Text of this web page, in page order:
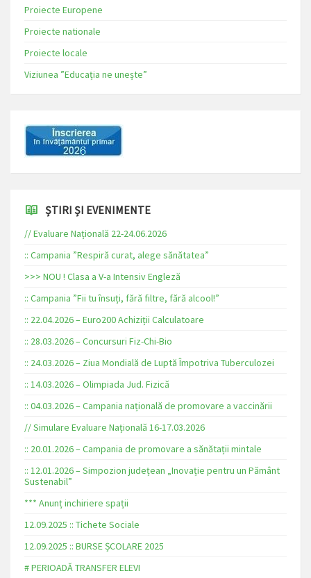
Proiecte Europene
Proiecte nationale
Proiecte locale
Viziunea ”Educația ne unește”
ȘTIRI ȘI EVENIMENTE
// Evaluare Națională 22-24.06.2026
:: Campania ”Respiră curat, alege sănătatea”
>>> NOU ! Clasa a V-a Intensiv Engleză
:: Campania ”Fii tu însuți, fără filtre, fără alcool!”
:: 22.04.2026 – Euro200 Achiziții Calculatoare
:: 28.03.2026 – Concursuri Fiz-Chi-Bio
:: 24.03.2026 – Ziua Mondială de Luptă Împotriva Tuberculozei
:: 14.03.2026 – Olimpiada Jud. Fizică
:: 04.03.2026 – Campania națională de promovare a vaccinării
// Simulare Evaluare Națională 16-17.03.2026
:: 20.01.2026 – Campania de promovare a sănătații mintale
:: 12.01.2026 – Simpozion județean „Inovație pentru un Pământ
Sustenabil”
*** Anunț inchiriere spații
12.09.2025 :: Tichete Sociale
12.09.2025 :: BURSE ȘCOLARE 2025
# PERIOADĂ TRANSFER ELEVI